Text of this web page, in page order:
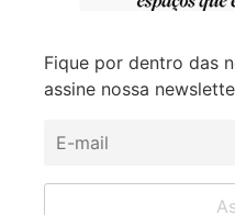
Fique por dentro das
assine nossa